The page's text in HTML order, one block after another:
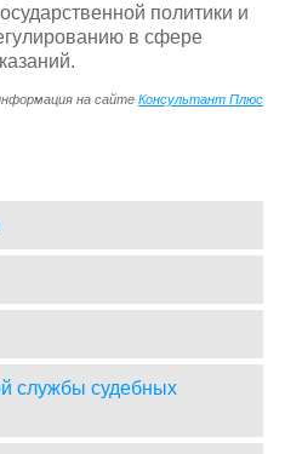
политики и
в сфере
на сайтеКонсультант Плюс
службы судебных